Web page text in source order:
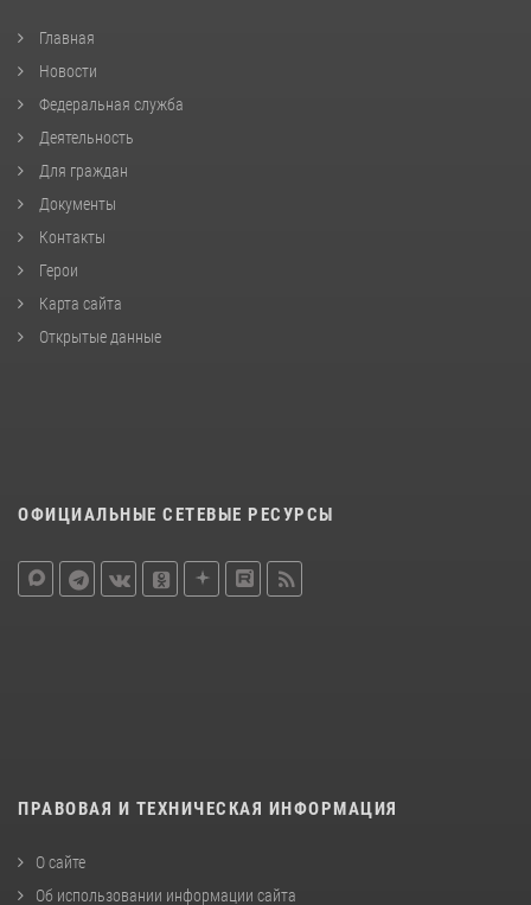
Главная
Новости
Федеральная служба
Деятельность
Для граждан
Документы
Контакты
Герои
Карта сайта
Открытые данные
ОФИЦИАЛЬНЫЕ СЕТЕВЫЕ РЕСУРСЫ
ПРАВОВАЯ И ТЕХНИЧЕСКАЯ ИНФОРМАЦИЯ
О сайте
Об использовании информации сайта